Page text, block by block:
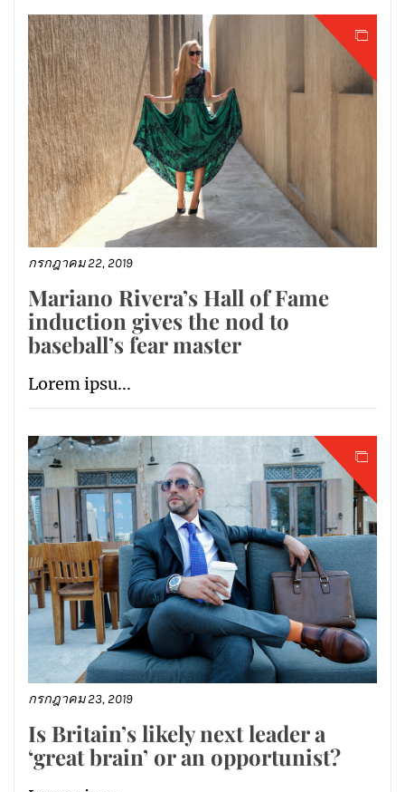
กรกฎาคม 22, 2019
Mariano Rivera’s Hall of Fame
induction gives the nod to
baseball’s fear master
Lorem ipsu...
กรกฎาคม 23, 2019
Is Britain’s likely next leader a
‘great brain’ or an opportunist?